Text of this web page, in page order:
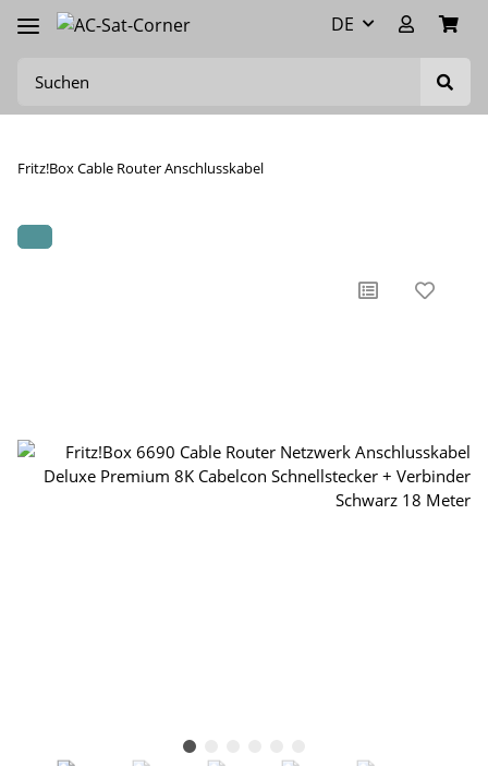
DE
Fritz!Box Cable Router Anschlusskabel